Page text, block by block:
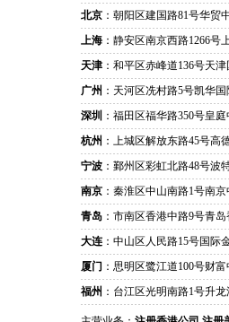
北京 ：朝阳区建国路81号华贸
上海 ：静安区南京西路1266号
天津 ：和平区赤峰道136号天
广州 ：天河区冼村路5号凯华
深圳 ：福田区福华路350号皇
杭州 ：上城区解放东路45号高
宁波 ：鄞州区彩虹北路48号波
南京 ：秦淮区中山南路1号南
青岛 ：市南区香港中路9号青
大连 ：中山区人民路15号国际
厦门 ：思明区鹭江道100号财
福州 ：台江区光明南路1号升